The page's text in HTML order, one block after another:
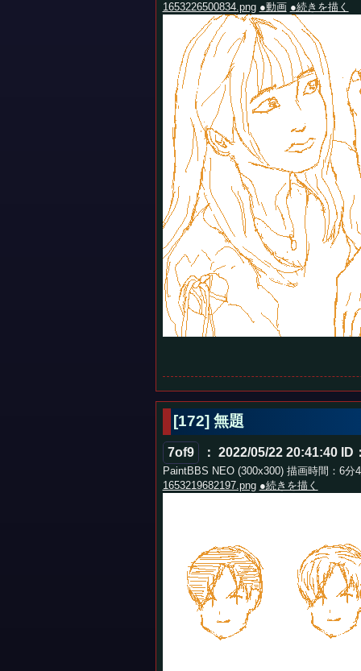
1653226500834.png ●動画 ●続きを描く
[172] 無題
7of9 ： 2022/05/22 20:41:40
PaintBBS NEO (300x300) 描画時間：6分
1653219682197.png ●続きを描く